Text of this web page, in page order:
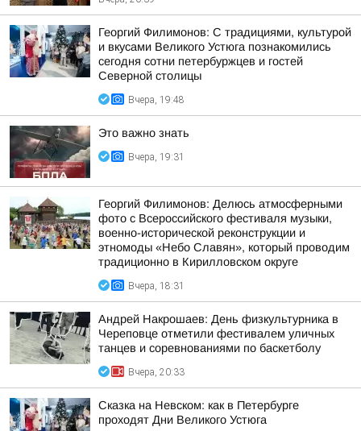
Георгий Филимонов: С традициями, культурой
и вкусами Великого Устюга познакомились
сегодня сотни петербуржцев и гостей
Северной столицы
Вчера, 19:48
Это важно знать
Вчера, 19:31
Георгий Филимонов: Делюсь атмосферными
фото с Всероссийского фестиваля музыки,
военно-исторической реконструкции и
этномоды «Небо Славян», который проводим
традиционно в Кирилловском округе
Вчера, 18:31
Андрей Накрошаев: День физкультурника в
Череповце отметили фестивалем уличных
танцев и соревнованиями по баскетболу
Вчера, 20:33
Сказка на Невском: как в Петербурге
проходят Дни Великого Устюга